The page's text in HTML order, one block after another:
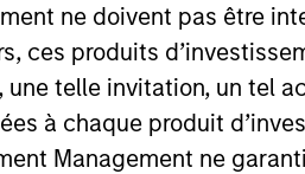
ne doivent pas être
ces produits
telle invitation, un tel
à chaque produit
Management ne
Stanley
Stanley Careers